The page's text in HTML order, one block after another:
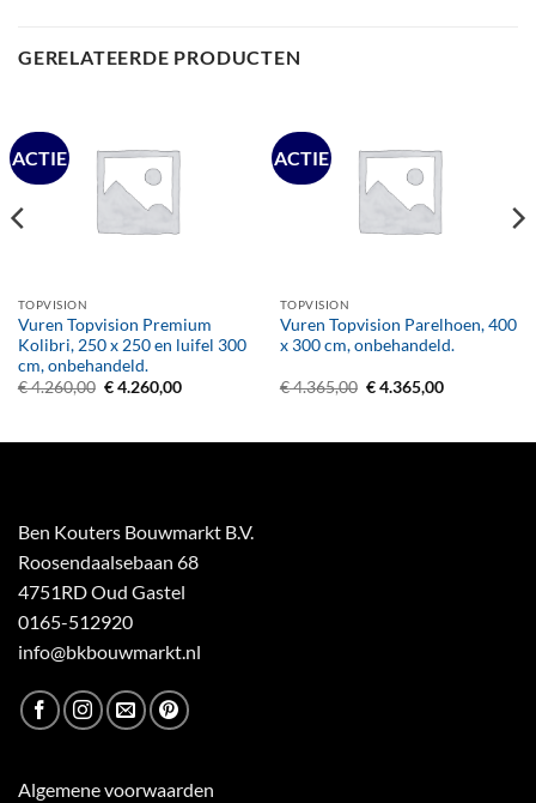
GERELATEERDE PRODUCTEN
ACTIE
TOPVISION
Vuren Topvision Premium
Kolibri, 250 x 250 en luifel 300
cm, onbehandeld.
€4.260,00 Oorspronkelijke
€4.260,00Huidige
ACTIE
TOPVISION
Vuren Topvision Parelhoen, 400
x 300 cm, onbehandeld.
€4.365,00 Oorspronkelijke
€4.365,00Huidige
Ben Kouters Bouwmarkt B.V.
Roosendaalsebaan 68
4751RD Oud Gastel
0165-512920
info@bkbouwmarkt.nl
Algemene voorwaarden